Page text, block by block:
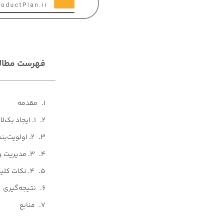
فهرست
مقدمه
1. ایجاد بک‌لاگ محصول
2. اولویت‌بندی بک‌لاگ محصول
3. مدیریت و به‌روزرسانی بک‌لاگ محصول
4. نکات کلیدی در مدیریت بک‌لاگ
نتیجه‌گیری
منابع